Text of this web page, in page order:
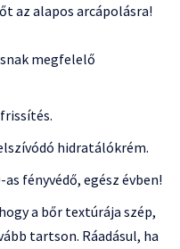
az alapos arcápolásra!
megfelelő
hidratálókrém.
fényvédő, egész évben!
a bőr textúrája szép,
tartson. Ráadásul, ha